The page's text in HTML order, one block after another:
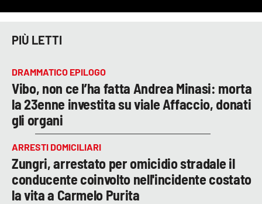
PIÙ LETTI
DRAMMATICO EPILOGO
Vibo, non ce l’ha fatta Andrea Minasi: morta
la 23enne investita su viale Affaccio, donati
gli organi
ARRESTI DOMICILIARI
Zungri, arrestato per omicidio stradale il
conducente coinvolto nell'incidente costato
la vita a Carmelo Purita